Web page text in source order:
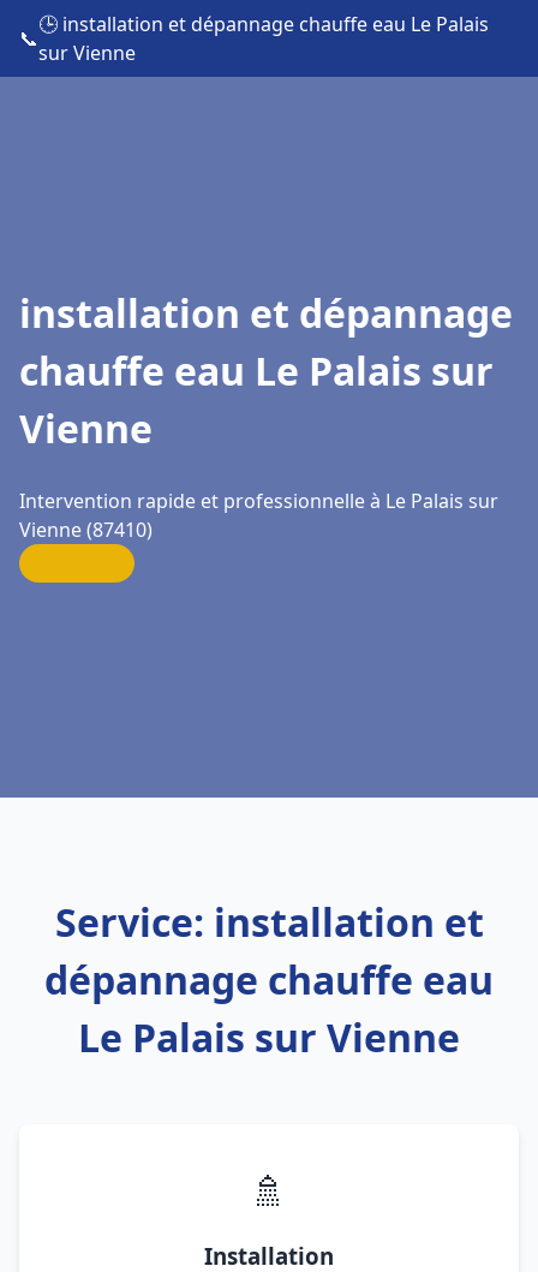
📞
🕒 installation et dépannage chauffe eau Le Palais
sur Vienne
installation et dépannage
chauffe eau Le Palais sur
Vienne
Intervention rapide et professionnelle à Le Palais sur
Vienne (87410)
Service: installation et
dépannage chauffe eau
Le Palais sur Vienne
🚿
Installation